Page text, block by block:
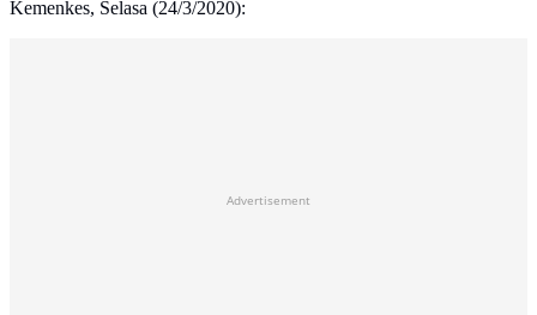
Kemenkes, Selasa (24/3/2020):
Advertisement